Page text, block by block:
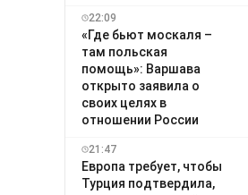
22:09
«Где бьют москаля –
там польская
помощь»: Варшава
открыто заявила о
своих целях в
отношении России
21:47
Европа требует, чтобы
Турция подтвердила,